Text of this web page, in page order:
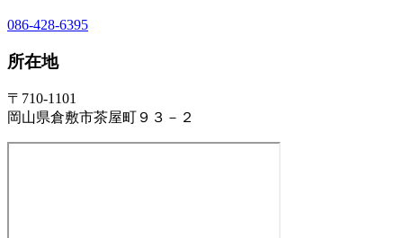
086-428-6395
所在地
〒710-1101
岡山県倉敷市茶屋町９３－２